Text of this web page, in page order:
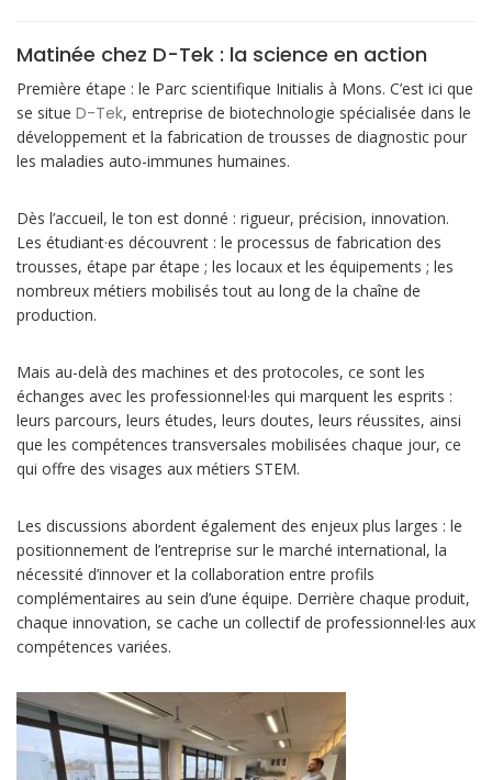
Matinée chez D-Tek : la science en action
Première étape : le Parc scientifique Initialis à Mons. C’est ici que
se situe D-Tek, entreprise de biotechnologie spécialisée dans le
développement et la fabrication de trousses de diagnostic pour
les maladies auto-immunes humaines.
Dès l’accueil, le ton est donné : rigueur, précision, innovation.
Les étudiant·es découvrent : le processus de fabrication des
trousses, étape par étape ; les locaux et les équipements ; les
nombreux métiers mobilisés tout au long de la chaîne de
production.
Mais au-delà des machines et des protocoles, ce sont les
échanges avec les professionnel·les qui marquent les esprits :
leurs parcours, leurs études, leurs doutes, leurs réussites, ainsi
que les compétences transversales mobilisées chaque jour, ce
qui offre des visages aux métiers STEM.
Les discussions abordent également des enjeux plus larges : le
positionnement de l’entreprise sur le marché international, la
nécessité d’innover et la collaboration entre profils
complémentaires au sein d’une équipe. Derrière chaque produit,
chaque innovation, se cache un collectif de professionnel·les aux
compétences variées.